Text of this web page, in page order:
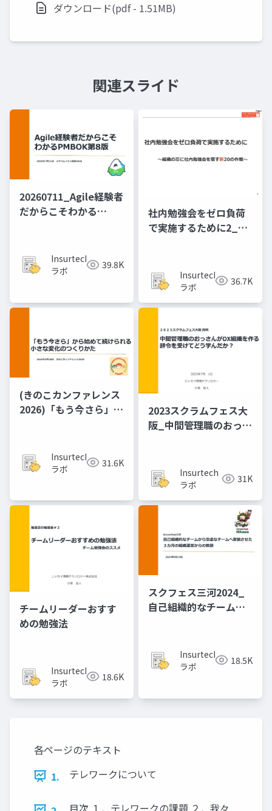
ダウンロード(pdf - 1.51MB)
関連スライド
20260711_Agile経験者
だから​こそわかる​
Insurtech
ラボ
39.8K
社内勉強会をゼロ負荷
で実施するために2_20
Insurtech
ラボ
36.7K
(きのこカンファレンス
2026)「もう​今さら」か
た
Insurtech
ラボ
31.6K
2023スクラムフェス大
阪_中間管理職のおっさ
か？ 「ちょっと何言っ
ているかわかんない」
と共にした１年間
Insurtech
ラボ
31K
チームリーダーおすす
めの勉強法
Insurtech
ラボ
18.6K
スクフェス三河2024_
自己組織的なチームか
営からの教訓
Insurtech
ラボ
18.5K
各ページのテキスト
1.
テレワークについて
目次 １．テレワークの課題 ２．我々